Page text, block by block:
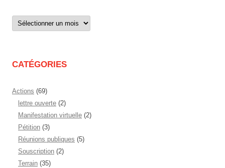
Archives
par
CATÉGORIES
Actions (69)
lettre ouverte (2)
Manifestation virtuelle (2)
Pétition (3)
Réunions publiques (5)
Souscription (2)
Terrain (35)